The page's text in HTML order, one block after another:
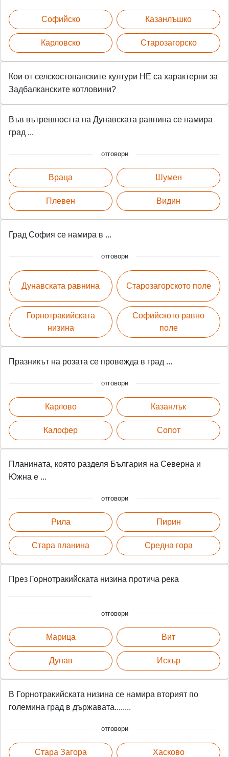
Софийско
Карловско
Казанлъшко
Старозагорско
Кои от селскостопанските култури НЕ са характерни за
Задбалканските котловини?
Във вътрешността на Дунавската равнина се намира
град ...
отговори
Враца
Плевен
Шумен
Видин
Град София се намира в ...
отговори
Дунавската равнина
Горнотракийската
низина
Старозагорското поле
Софийското равно
поле
Празникът на розата се провежда в град ...
отговори
Карлово
Калофер
Казанлък
Сопот
Планината, която разделя България на Северна и
Южна е ...
отговори
Рила
Стара планина
Пирин
Средна гора
През Горнотракийската низина протича река
отговори
Марица
Дунав
Вит
Искър
В Горнотракийската низина се намира вторият по
големина град в държавата........
отговори
Стара Загора Хасково